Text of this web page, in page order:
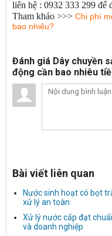
liên hệ : 0932 333 299 để
Tham khảo >>> Chi phí
bao nhiêu?
Đánh giá Dây chuyền
động cần bao nhiêu
Bài viết liên quan
Nước sinh hoạt có bọt
xử lý an toàn
Xử lý nước cấp đạt
và doanh nghiệp